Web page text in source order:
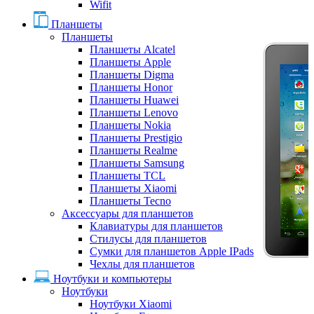
Wifit
Планшеты
Планшеты
Планшеты Alcatel
Планшеты Apple
Планшеты Digma
Планшеты Honor
Планшеты Huawei
Планшеты Lenovo
Планшеты Nokia
Планшеты Prestigio
Планшеты Realme
Планшеты Samsung
Планшеты TCL
Планшеты Xiaomi
Планшеты Tecno
Аксессуары для планшетов
Клавиатуры для планшетов
Стилусы для планшетов
Сумки для планшетов Apple IPads
Чехлы для планшетов
Ноутбуки и компьютеры
Ноутбуки
Ноутбуки Xiaomi